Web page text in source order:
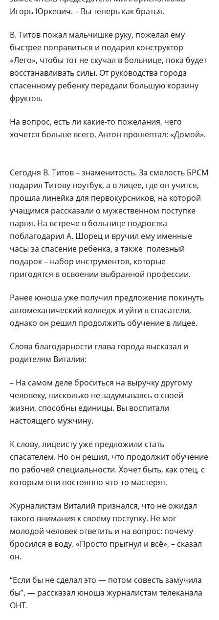
Игорь Юркевич. – Вы теперь как братья.
В. Титов пожал мальчишке руку, пожелал ему
быстрее поправиться и подарил конструктор
«Лего», чтобы тот не скучал в больнице, пока будет
восстанавливать силы. От руководства города
спасенному ребенку передали большую корзину
фруктов.
На вопрос, есть ли какие-то пожелания, чего
хочется больше всего, Антон прошептал: «Домой».
Сегодня В. Титов – знаменитость. За смелость БРСМ
подарил Титову ноутбук, а в лицее, где он учится,
прошла линейка для первокурсников, на которой
учащимся рассказали о мужественном поступке
парня. На встрече в больнице подростка
поблагодарил А. Шорец и вручил ему именные
часы за спасение ребенка, а также полезный
подарок – набор инструментов, которые
пригодятся в освоении выбранной профессии.
Ранее юноша уже получил предложение покинуть
автомеханический колледж и уйти в спасатели,
однако он решил продолжить обучение в лицее.
Слова благодарности глава города высказал и
родителям Виталия:
– На самом деле броситься на выручку другому
человеку, нисколько не задумываясь о своей
жизни, способны единицы. Вы воспитали
настоящего мужчину.
К слову, лицеисту уже предложили стать
спасателем. Но он решил, что продолжит обучение
по рабочей специальности. Хочет быть, как отец, с
которым они постоянно что-то мастерят.
Журналистам Виталий признался, что не ожидал
такого внимания к своему поступку. Не мог
молодой человек ответить и на вопрос: почему
бросился в воду. «Просто прыгнул и всё», – сказал
он.
“Если бы не сделал это — потом совесть замучила
бы”, — рассказал юноша журналистам телеканала
ОНТ.